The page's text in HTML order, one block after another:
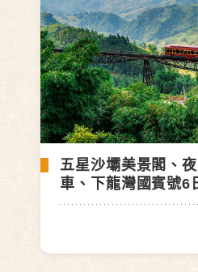
五星沙壩美景閣、
車、下龍灣國賓號6